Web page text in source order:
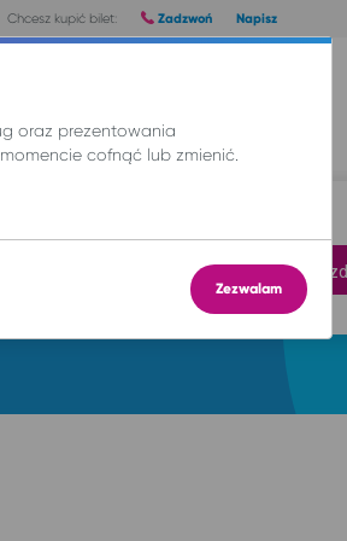
Chcesz kupić bilet: Zadzwoń Napisz
Znajdź przejazd
oraz prezentowania
cofnąć lub zmienić.
Zezwalam